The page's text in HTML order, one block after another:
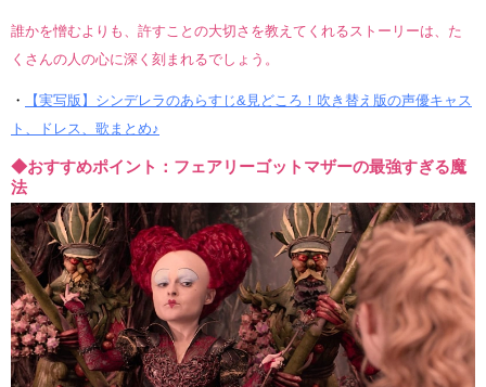
誰かを憎むよりも、許すことの大切さを教えてくれるストーリーは、た
くさんの人の心に深く刻まれるでしょう。
・
【実写版】シンデレラのあらすじ&見どころ！吹き替え版の声優キャス
ト、ドレス、歌まとめ♪
◆おすすめポイント：フェアリーゴットマザーの最強すぎる魔
法